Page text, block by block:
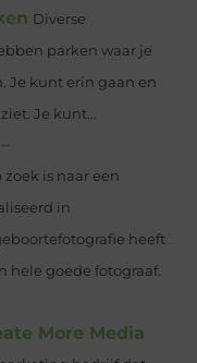
Diverse
parken waar je
Je kunt erin gaan en
Je kunt...
zoek is naar een
in
heeft
hele goede fotograaf.
More Media